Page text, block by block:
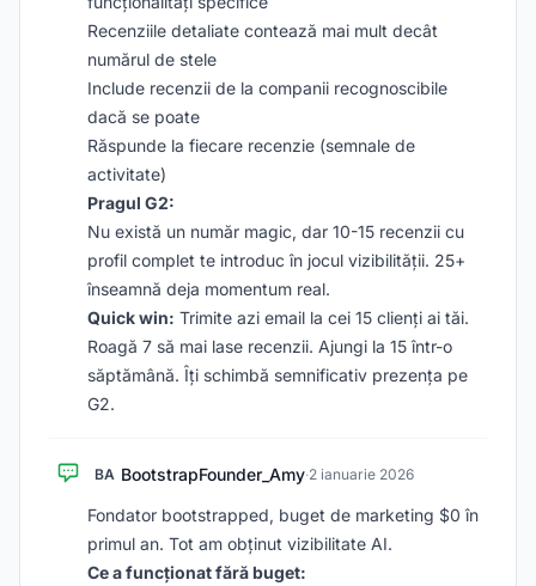
Recenziile detaliate contează mai mult decât
numărul de stele
Include recenzii de la companii recognoscibile
dacă se poate
Răspunde la fiecare recenzie (semnale de
activitate)
Pragul G2:
Nu există un număr magic, dar 10-15 recenzii cu
profil complet te introduc în jocul vizibilității. 25+
înseamnă deja momentum real.
Quick win: Trimite azi email la cei 15 clienți ai tăi.
Roagă 7 să mai lase recenzii. Ajungi la 15 într-o
săptămână. Îți schimbă semnificativ prezența pe
G2.
BA BootstrapFounder_Amy·2 ianuarie 2026
Fondator bootstrapped, buget de marketing $0 în
primul an. Tot am obținut vizibilitate AI.
Ce a funcționat fără buget: